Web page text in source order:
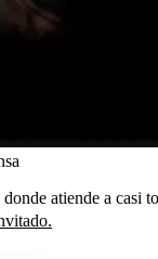
atiende a casi